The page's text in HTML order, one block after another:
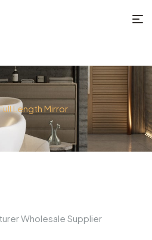
Length Mirror
Wholesale Supplier